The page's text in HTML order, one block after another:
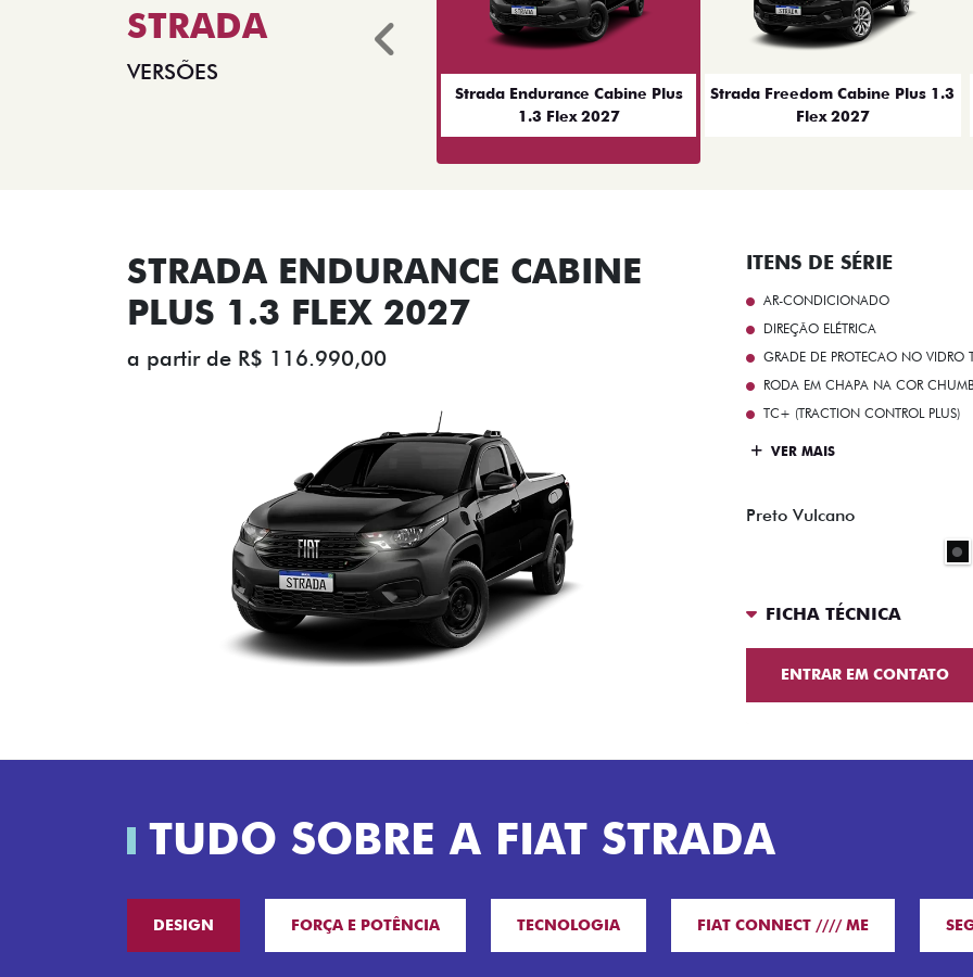
STRADA
VERSÕES
Strada Endurance Cabine Plus
1.3 Flex 2027
Strada Freedom Cabine Plus 1.3
Flex 2027
Anterior
STRADA ENDURANCE CABINE
PLUS 1.3 FLEX 2027
a partir de R$ 116.990,00
ITENS DE SÉRIE
AR-CONDICIONADO
DIREÇÃO ELÉTRICA
GRADE DE PROTECAO NO VIDRO
RODA EM CHAPA NA COR
TC+ (TRACTION CONTROL PLUS)
VER MAIS
Preto Vulcano
FICHA TÉCNICA
ENTRAR EM CONTATO
TUDO SOBRE A FIAT STRADA
DESIGN FORÇA E POTÊNCIA TECNOLOGIA FIAT CONNECT //// ME